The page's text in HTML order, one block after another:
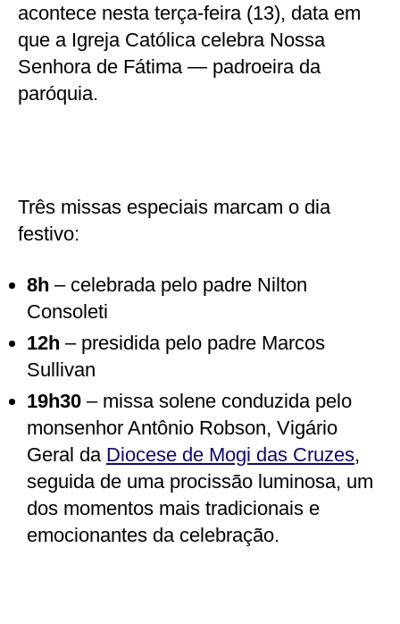
acontece nesta terça-feira (13), data em
que a Igreja Católica celebra Nossa
Senhora de Fátima — padroeira da
paróquia.
Três missas especiais marcam o dia
festivo:
8h – celebrada pelo padre Nilton
Consoleti
12h – presidida pelo padre Marcos
Sullivan
19h30 – missa solene conduzida pelo
monsenhor Antônio Robson, Vigário
Geral da Diocese de Mogi das Cruzes,
seguida de uma procissão luminosa, um
dos momentos mais tradicionais e
emocionantes da celebração.